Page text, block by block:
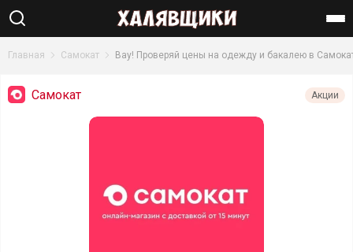
Найти
Главная Самокат Вау! Проверяй цены на одежду и бакалею в
Самокат Акции